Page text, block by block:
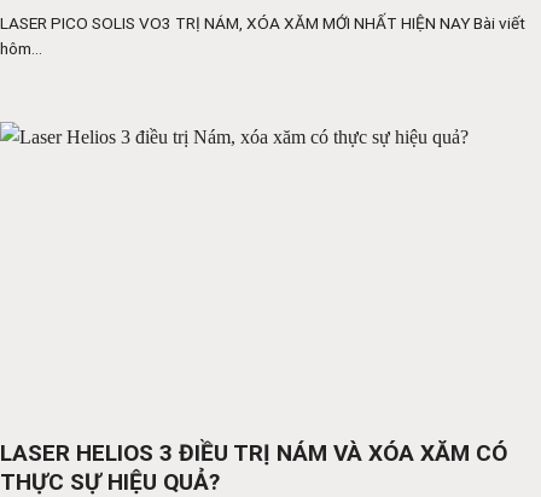
LASER PICO SOLIS VO3 TRỊ NÁM, XÓA XĂM MỚI NHẤT HIỆN NAY Bài viết
hôm...
LASER HELIOS 3 ĐIỀU TRỊ NÁM VÀ XÓA XĂM CÓ
THỰC SỰ HIỆU QUẢ?